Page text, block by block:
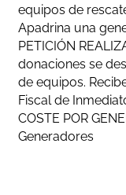
equipos de
Apadrina una
PETICIÓN
donaciones se
de equipos.
Fiscal de
COSTE POR
Generadores